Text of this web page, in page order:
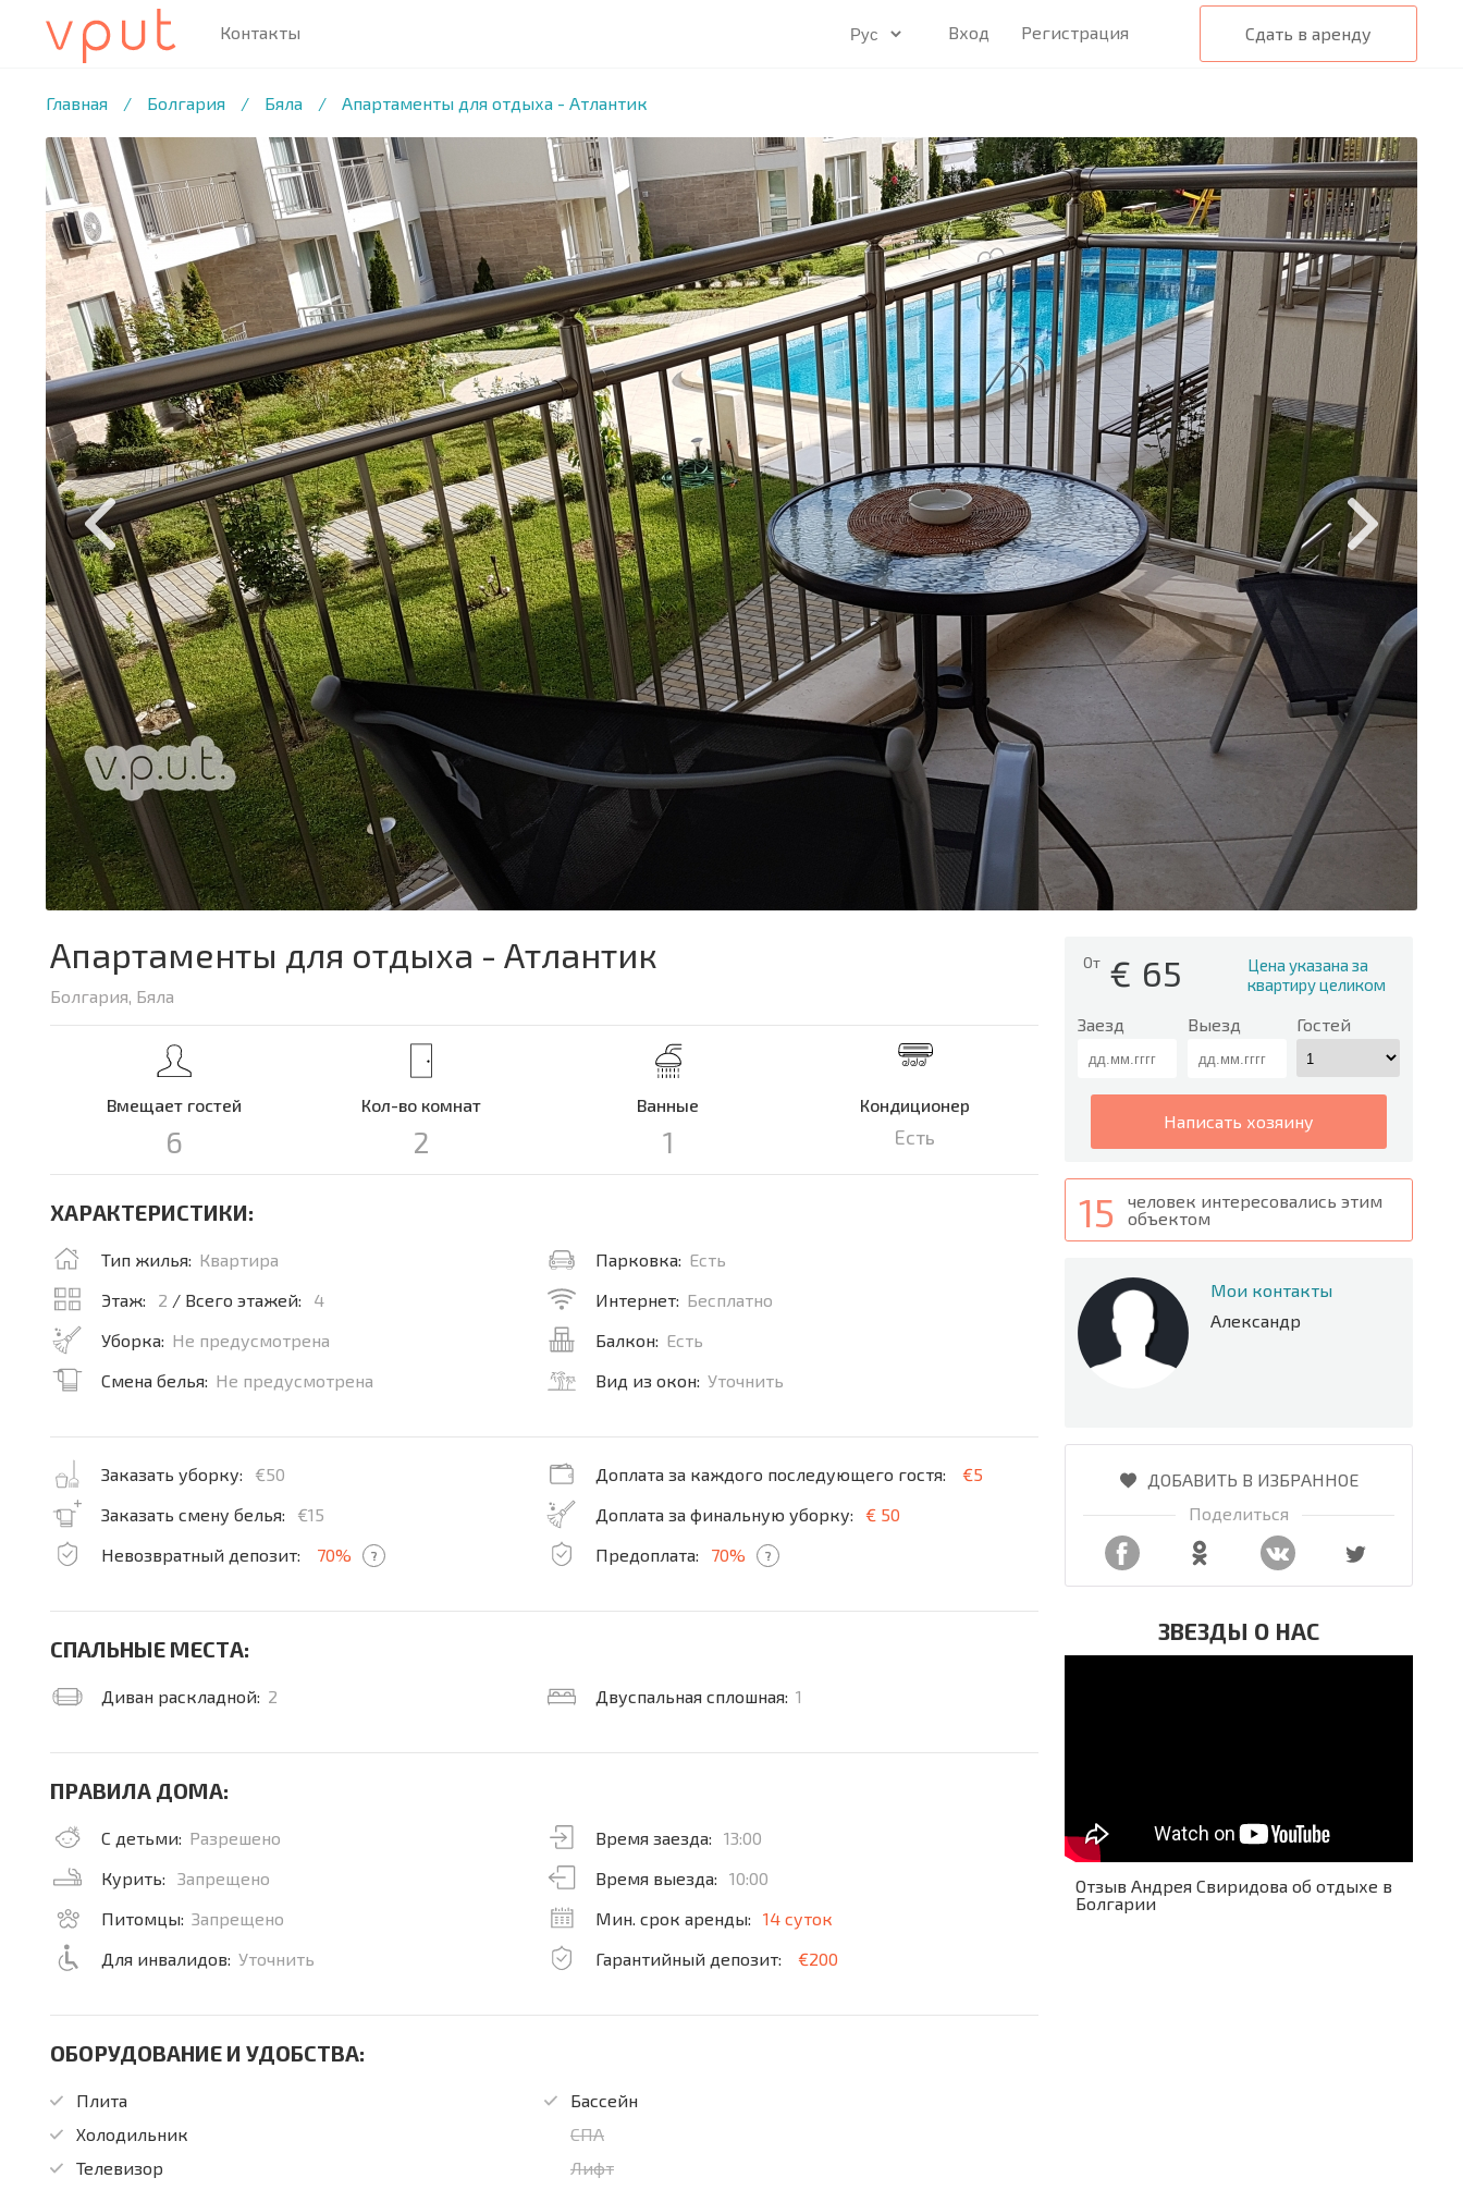
Сдать в аренду
Вход Регистрация
Контакты
Главная / Болгария / Бяла / Апартаменты для отдыха - Атлантик
1 /29 ФОТО
От € 65
Цена указана за
квартиру целиком
Заезд Выезд Гостей
написать хозяину
15
человек интересовались этим
объектом
Мои контакты
Александр
ДОБАВИТЬ В ИЗБРАННОЕ
Поделиться
ЗВЕЗДЫ О НАС
Отзыв Андрея Свиридова об отдыхе в
Болгарии
Апартаменты для отдыха - Атлантик
Болгария, Бяла
Вмещает гостей
6
Кол-во комнат
2
Ванные
1
Кондиционер
Есть
ХАРАКТЕРИСТИКИ:
Тип жилья: Квартира
Этаж:
2 / Всего этажей:
4
Уборка: Не предусмотрена
Смена белья: Не предусмотрена
Парковка: Есть
Интернет: Бесплатно
Балкон: Есть
Вид из окон: Уточнить
Заказать уборку:
€50
Заказать смену белья:
€15
Невозвратный депозит:
70% ?
Доплата за каждого последующего гостя:
€5
Доплата за финальную уборку:
€ 50
Предоплата:
70% ?
СПАЛЬНЫЕ МЕСТА:
Диван раскладной: 2 Двуспальная сплошная: 1
ПРАВИЛА ДОМА:
С детьми: Разрешено
Курить:
Запрещено
Питомцы: Запрещено
Для инвалидов: Уточнить
Время заезда:
13:00
Время выезда:
10:00
Мин. срок аренды:
14 суток
Гарантийный депозит:
€200
ОБОРУДОВАНИЕ И УДОБСТВА:
Плита
Холодильник
Телевизор
Бассейн
СПА
Лифт